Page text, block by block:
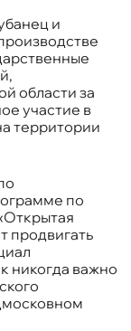
и
области за
участие в
территории
по
продвигать
никогда важно